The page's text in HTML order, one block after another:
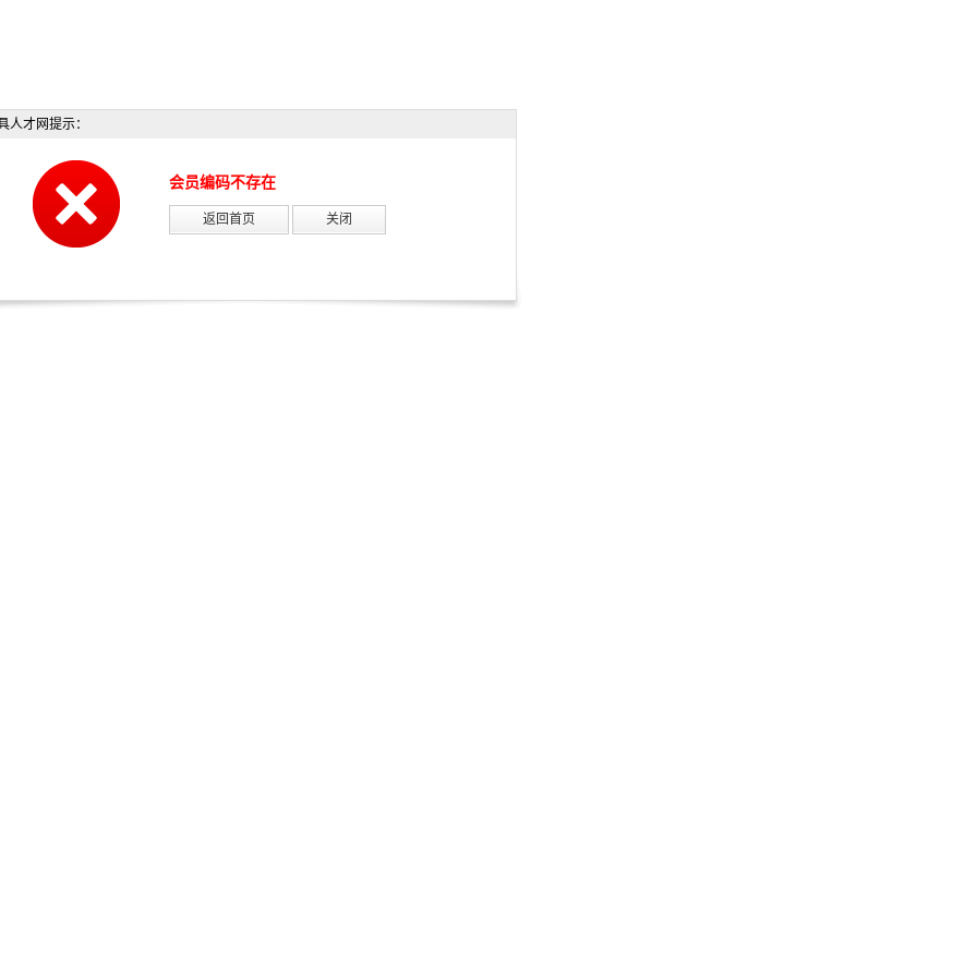
人才网提示：
会员编码不存在
返回首页 关闭